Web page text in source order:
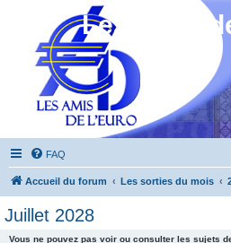
Les Amis
FAQ
Accueil du forum Les sorties du mois
Juillet 2028
Vous ne pouvez pas voir ou consulter les sujets